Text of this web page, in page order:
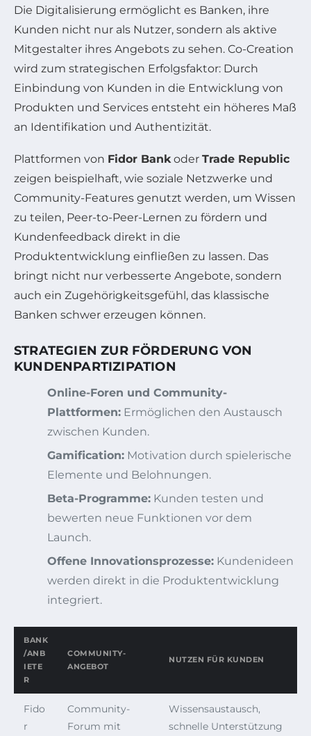
Die Digitalisierung ermöglicht es Banken, ihre
Kunden nicht nur als Nutzer, sondern als aktive
Mitgestalter ihres Angebots zu sehen. Co-Creation
wird zum strategischen Erfolgsfaktor: Durch
Einbindung von Kunden in die Entwicklung von
Produkten und Services entsteht ein höheres Maß
an Identifikation und Authentizität.
Plattformen von Fidor Bankoder Trade Republic
zeigen beispielhaft, wie soziale Netzwerke und
Community-Features genutzt werden, um Wissen
zu teilen, Peer-to-Peer-Lernen zu fördern und
Kundenfeedback direkt in die
Produktentwicklung einfließen zu lassen. Das
bringt nicht nur verbesserte Angebote, sondern
auch ein Zugehörigkeitsgefühl, das klassische
Banken schwer erzeugen können.
STRATEGIEN ZUR FÖRDERUNG VON
KUNDENPARTIZIPATION
Online-Foren und Community-
Plattformen: Ermöglichen den Austausch
zwischen Kunden.
Gamification: Motivation durch spielerische
Elemente und Belohnungen.
Beta-Programme: Kunden testen und
bewerten neue Funktionen vor dem
Launch.
Offene Innovationsprozesse: Kundenideen
werden direkt in die Produktentwicklung
integriert.
BANK
/ANB
IETE
R
COMMUNITY-
ANGEBOT
NUTZEN FÜR KUNDEN
Fido
r
Community-
Forum mit
Wissensaustausch,
schnelle Unterstützung